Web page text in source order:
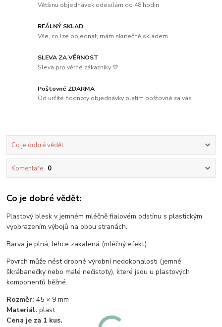
Většinu objednávek odesílám do 48 hodin
REÁLNÝ SKLAD
Vše, co lze objednat, mám skutečně skladem
SLEVA ZA VĚRNOST
Sleva pro věrné zákazníky 💛
Poštovné ZDARMA
Od určité hodnoty objednávky platím poštovné za vás
Co je dobré vědět:
Komentáře 0
Co je dobré vědět:
Plastový blesk v jemném mléčně fialovém odstínu s plastickým
vyobrazením výbojů na obou stranách.
Barva je plná, lehce zakalená (mléčný efekt).
Povrch může nést drobné výrobní nedokonalosti (jemné
škrábanečky nebo malé nečistoty), které jsou u plastových
komponentů běžné.
Rozměr: 45 × 9 mm
Materiál: plast
Cena je za 1 kus.